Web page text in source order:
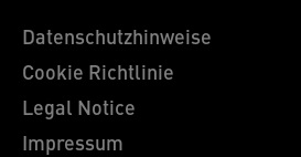
Datenschutzhinweise
Cookie Richtlinie
Legal Notice
Impressum